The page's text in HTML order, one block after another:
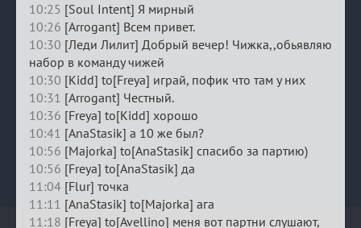
10:25 [Soul Intent] Я мирный
10:26 [Arrogant] Всем привет.
10:30 [Леди Лилит] Добрый вечер! Чижка,,обьявляю
набор в команду чижей
10:30 [Kidd] to[Freya] играй, пофик что там у них
10:31 [Arrogant] Честный.
10:36 [Freya] to[Kidd] хорошо
10:41 [AnaStasik] а 10 же был?
10:56 [Majorka] to[AnaStasik] спасибо за партию)
10:56 [Freya] to[AnaStasik] да
11:04 [Flur] точка
11:11 [AnaStasik] to[Majorka] ага
11:18 [Freya] to[Avellino] меня вот партни слушают,